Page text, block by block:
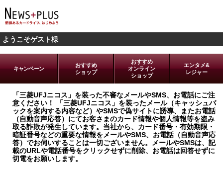
ようこそゲスト様
キャンペーン
おすすめ
ショップ
おすすめ
オンライン
ショップ
エンタメ&
レジャー
「三菱UFJニコス」を装った不審なメールやSMS、お電話にご注
意ください！ 「三菱UFJニコス」を装ったメール（キャッシュバ
ックを案内する内容など）やSMSで偽サイトに誘導、またお電話
（自動音声応答）にてお客さまのカード情報や個人情報等を盗み
取る詐欺が発生しています。当社から、カード番号・有効期限・
暗証番号などの重要な情報をメールやSMS、お電話（自動音声応
答）でお伺いすることは一切ございません。メールやSMSは、記
載のURLや電話番号をクリックせずに削除、お電話は回答せずに
切電をお願いします。